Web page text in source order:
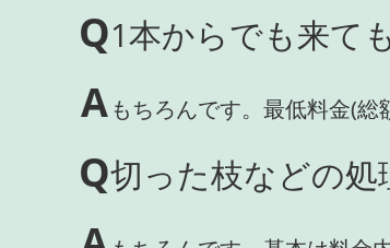
Q1本からでも来て
Aもちろんです。最低料金(総
Q切った枝などの